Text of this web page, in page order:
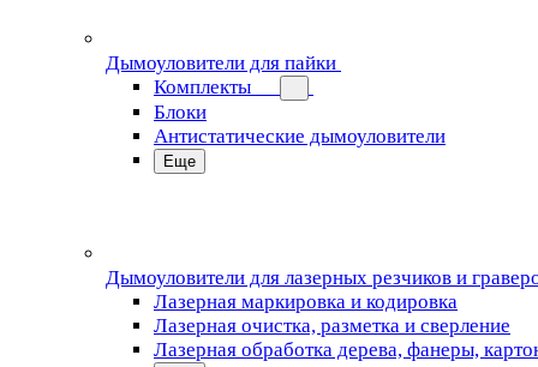
Дымоуловители для пайки
Комплекты
Блоки
Антистатические дымоуловители
Еще
Дымоуловители для лазерных резчиков и
Лазерная маркировка и кодировка
Лазерная очистка, разметка и сверление
Лазерная обработка дерева, фанеры,